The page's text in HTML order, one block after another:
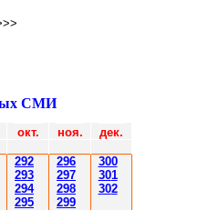
СМИ
окт. ноя. дек.
292
293
294
295
296
297
298
299
300
301
302